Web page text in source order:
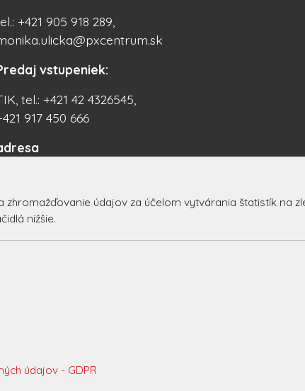
údajov za účelom vytvárania štatistík na
nižšie.
údajov - GDPR
+421 905 918 289,
vstupeniek:
tel.: +421 42 4326545,
917 450 666
Centrum 16/21, 017 01
Bystrica